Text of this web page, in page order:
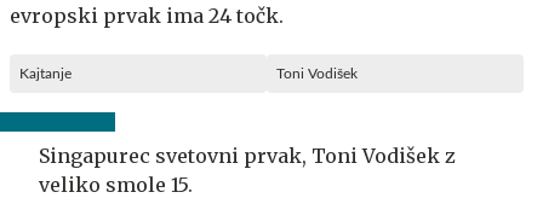
evropski prvak ima 24 točk.
Kajtanje Toni Vodišek
Singapurec svetovni prvak, Toni Vodišek z
veliko smole 15.